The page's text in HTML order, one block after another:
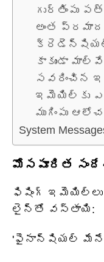
గుర్తింపు
అంత
క్రెడెన్షియల్
కాకుండా
సవరించిన
ఇమెయిల్‌కు
ముగింపు
System
మోసపూరిత
ఫిషింగ్
లైన్‌తో వస్తాయి:
'ఫైనాన్షియల్